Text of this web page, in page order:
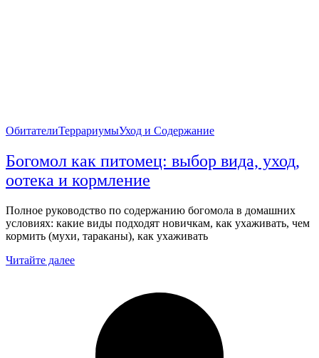
ОбитателиТеррариумыУход и Содержание
Богомол как питомец: выбор вида, уход,
оотека и кормление
Полное руководство по содержанию богомола в домашних
условиях: какие виды подходят новичкам, как ухаживать, чем
кормить (мухи, тараканы), как ухаживать
Читайте далее